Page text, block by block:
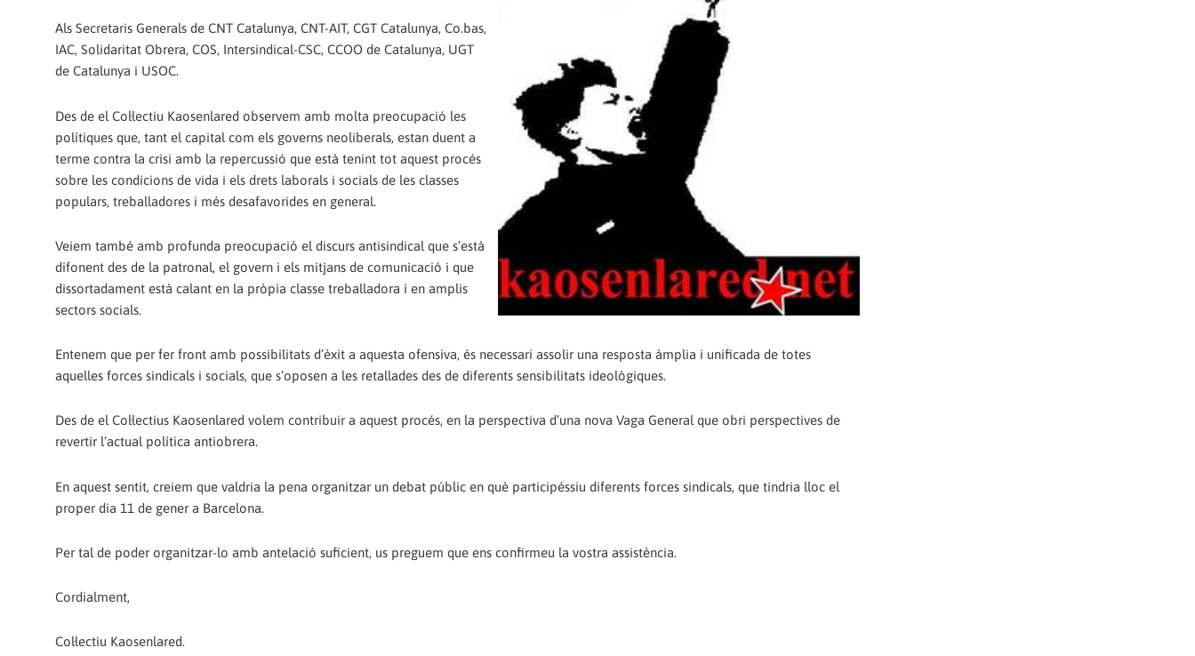
Als Secretaris Generals de CNT Catalunya, CNT-AIT, CGT Catalunya, Co.bas,
IAC, Solidaritat Obrera, COS, Intersindical-CSC, CCOO de Catalunya, UGT
de Catalunya i USOC.
Des de el Col·lectiu Kaosenlared observem amb molta preocupació les
polítiques que, tant el capital com els governs neoliberals, estan duent a
terme contra la crisi amb la repercussió que està tenint tot aquest procés
sobre les condicions de vida i els drets laborals i socials de les classes
populars, treballadores i més desafavorides en general.
Veiem també amb profunda preocupació el discurs antisindical que s’està
difonent des de la patronal, el govern i els mitjans de comunicació i que
dissortadament està calant en la pròpia classe treballadora i en amplis
sectors socials.
Entenem que per fer front amb possibilitats d’èxit a aquesta ofensiva, és necessari assolir una resposta àmplia i unificada de totes
aquelles forces sindicals i socials, que s’oposen a les retallades des de diferents sensibilitats ideològiques.
Des de el Col·lectius Kaosenlared volem contribuir a aquest procés, en la perspectiva d’una nova Vaga General que obri perspectives de
revertir l’actual política antiobrera.
En aquest sentit, creiem que valdria la pena organitzar un debat públic en què participéssiu diferents forces sindicals, que tindria lloc el
proper dia 11 de gener a Barcelona.
Per tal de poder organitzar-lo amb antelació suficient, us preguem que ens confirmeu la vostra assistència.
Cordialment,
Col·lectiu Kaosenlared.